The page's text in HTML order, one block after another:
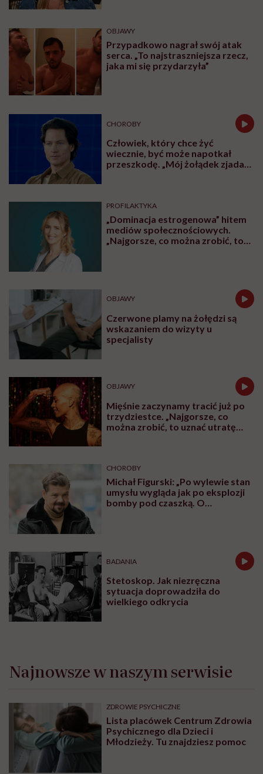
OBJAWY
Przypadkowo nagrał swój atak
serca. „To najstraszniejsza rzecz,
jaka mi się przydarzyła”
CHOROBY
Człowiek, który chce żyć
wiecznie, być może napotkał
przeszkodę. „Mój żołądek zjada
PROFILAKTYKA
„Dominacja estrogenowa” hitem
mediów społecznościowych.
„Najgorsze, co można zrobić, to
OBJAWY
Czerwone plamy na żołędzi są
wskazaniem do wizyty u
specjalisty
OBJAWY
Mięśnie zaczynamy tracić już po
trzydziestce. „Najgorsze, co
można zrobić, to uznać utratę
CHOROBY
Michał Figurski: „Po wylewie stan
umysłu wygląda jak po eksplozji
bomby pod czaszką. O
BADANIA
Stetoskop. Jak niezręczna
sytuacja doprowadziła do
wielkiego odkrycia
Najnowsze w naszym serwisie
ZDROWIE PSYCHICZNE
Lista placówek Centrum Zdrowia
Psychicznego dla Dzieci i
Młodzieży. Tu znajdziesz pomoc